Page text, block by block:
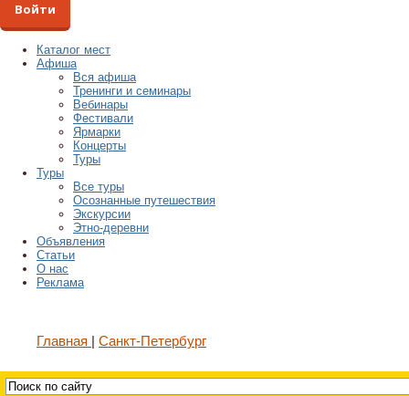
Войти
Каталог мест
Афиша
Вся афиша
Тренинги и семинары
Вебинары
Фестивали
Ярмарки
Концерты
Туры
Туры
Все туры
Осознанные путешествия
Экскурсии
Этно-деревни
Объявления
Статьи
О нас
Реклама
Главная Санкт-Петербург